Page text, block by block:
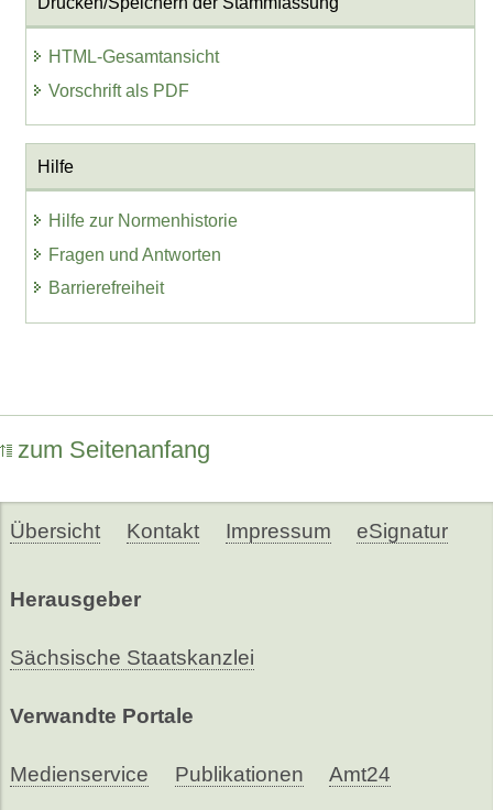
HTML-Gesamtansicht
Vorschrift als PDF
Hilfe
Hilfe zur Normenhistorie
Fragen und Antworten
Barrierefreiheit
zum Seitenanfang
Übersicht Kontakt Impressum eSignatur
Herausgeber
Sächsische Staatskanzlei
Verwandte Portale
Medienservice Publikationen Amt24